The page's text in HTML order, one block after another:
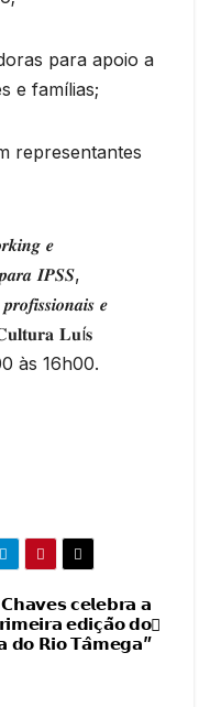
para apoio a
e famílias;
representantes
𝒆
𝑰𝑷𝑺𝑺,
𝒆
𝐋𝐮í𝐬
às 16h00.
𝗖𝗵𝗮𝘃𝗲𝘀 𝗰𝗲𝗹𝗲𝗯𝗿𝗮 𝗮
𝗲𝗱𝗶𝗰̧𝗮̃𝗼 𝗱𝗼
𝗱𝗼 𝗥𝗶𝗼 𝗧𝗮̂𝗺𝗲𝗴𝗮”